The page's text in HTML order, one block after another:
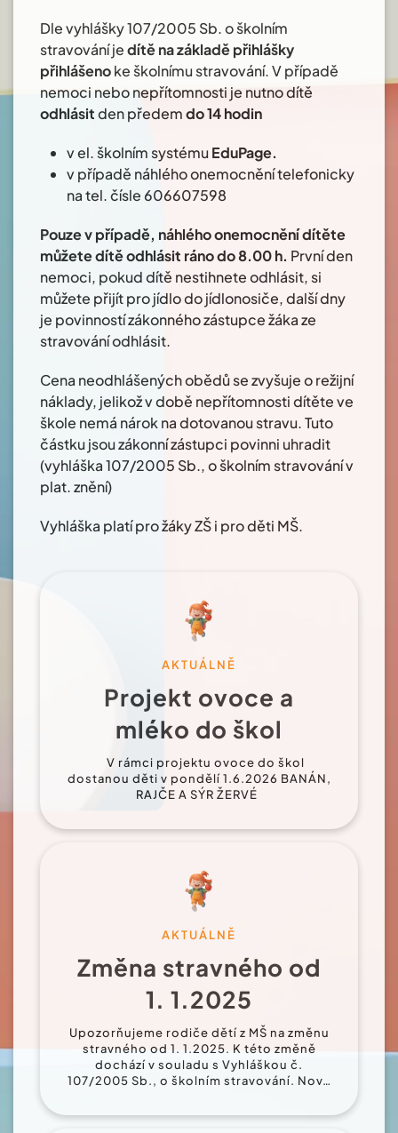
Dle vyhlášky 107/2005 Sb. o školním
stravování jedítě na základě přihlášky
přihlášenoke školnímu stravování. V případě
nemoci nebo nepřítomnosti je nutno dítě
odhlásitden předemdo 14 hodin
v el. školním systémuEduPage.
v případě náhlého onemocnění telefonicky
na tel. čísle 606607598
Pouze v případě, náhlého onemocnění dítěte
můžete dítě odhlásit ráno do 8.00 h. První den
nemoci, pokud dítě nestihnete odhlásit, si
můžete přijít pro jídlo do jídlonosiče, další dny
je povinností zákonného zástupce žáka ze
stravování odhlásit.
Cena neodhlášených obědů se zvyšuje o režijní
náklady, jelikož v době nepřítomnosti dítěte ve
škole nemá nárok na dotovanou stravu. Tuto
částku jsou zákonní zástupci povinni uhradit
(vyhláška 107/2005 Sb., o školním stravování v
plat. znění)
Vyhláška platí pro žáky ZŠ i pro děti MŠ.
AKTUÁLNĚ
Projekt ovoce a
mléko do škol
V rámci projektu ovoce do škol
dostanou děti v pondělí 1.6.2026 BANÁN,
RAJČE A SÝR ŽERVÉ
AKTUÁLNĚ
Změna stravného od
1. 1.2025
Upozorňujeme rodiče dětí z MŠ na změnu
stravného od 1. 1.2025. K této změně
dochází v souladu s Vyhláškou č.
107/2005 Sb., o školním stravování. Nov…